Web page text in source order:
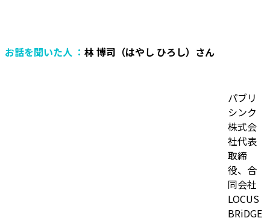
お話を聞いた人 ： 林 博司（はやし ひろし）さん
パブリ
シンク
株式会
社代表
取締
役、合
同会社
LOCUS
BRiDGE